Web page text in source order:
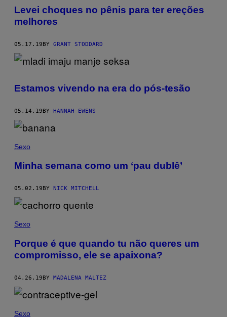
Levei choques no pênis para ter ereções
melhores
05.17.19 BY GRANT STODDARD
Estamos vivendo na era do pós-tesão
05.14.19BY HANNAH EWENS
Sexo
Minha semana como um ‘pau dublê’
05.02.19 BY NICK MITCHELL
Sexo
Porque é que quando tu não queres um
compromisso, ele se apaixona?
04.26.19BY MADALENA MALTEZ
Sexo